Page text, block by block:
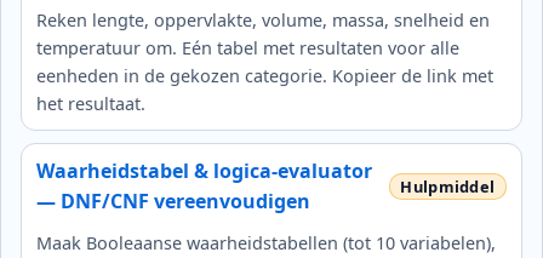
Reken lengte, oppervlakte, volume, massa, snelheid en
temperatuur om. Eén tabel met resultaten voor alle
eenheden in de gekozen categorie. Kopieer de link met
het resultaat.
Waarheidstabel & logica-evaluator
— DNF/CNF vereenvoudigen
Maak Booleaanse waarheidstabellen (tot 10 variabelen),